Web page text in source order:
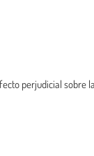
perjudicial